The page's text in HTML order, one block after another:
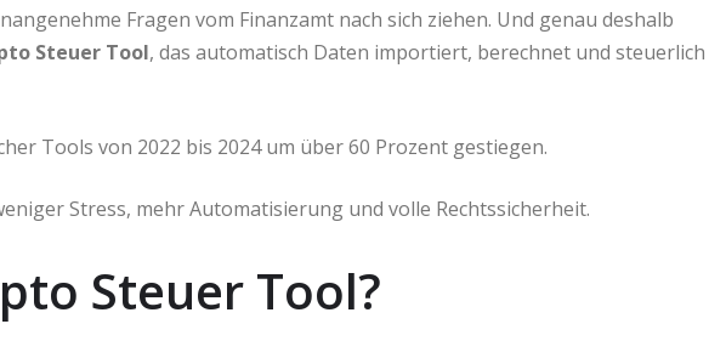
Fragen vom Finanzamt nach sich ziehen. Und genau deshalb
Steuer Tool, das automatisch Daten importiert, berechnet und steuerlich
Tools von 2022 bis 2024 um über 60 Prozent gestiegen.
Stress, mehr Automatisierung und volle Rechtssicherheit.
Steuer Tool?